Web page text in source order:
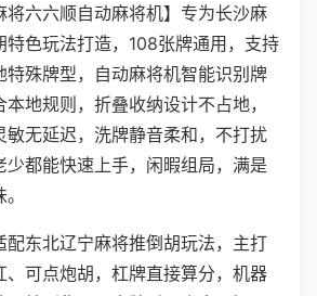
将六六顺自动麻将机】专为长沙麻
特色玩法打造，108张牌通用，支持
特殊牌型，自动麻将机智能识别牌
地规则，折叠收纳设计不占地，
敏无延迟，洗牌静音柔和，不打扰
少都能快速上手，闲暇组局，满是
配东北辽宁麻将推倒胡玩法，主打
、可点炮胡，杠牌直接算分，机器